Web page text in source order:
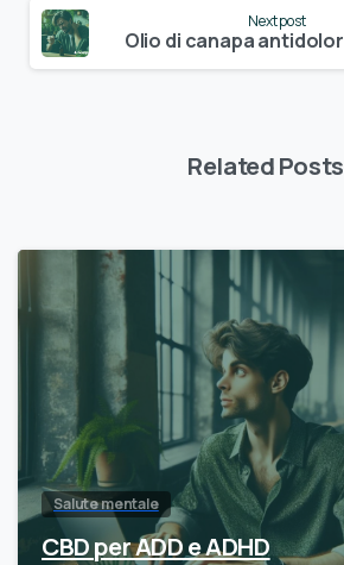
Next post
Related Posts
Salute mentale
CBD per ADD e ADHD